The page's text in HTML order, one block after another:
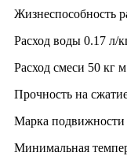
Жизнеспособность
Расход воды 0.17 л/
Расход смеси 50 кг
Прочность на
Марка
Минимальная